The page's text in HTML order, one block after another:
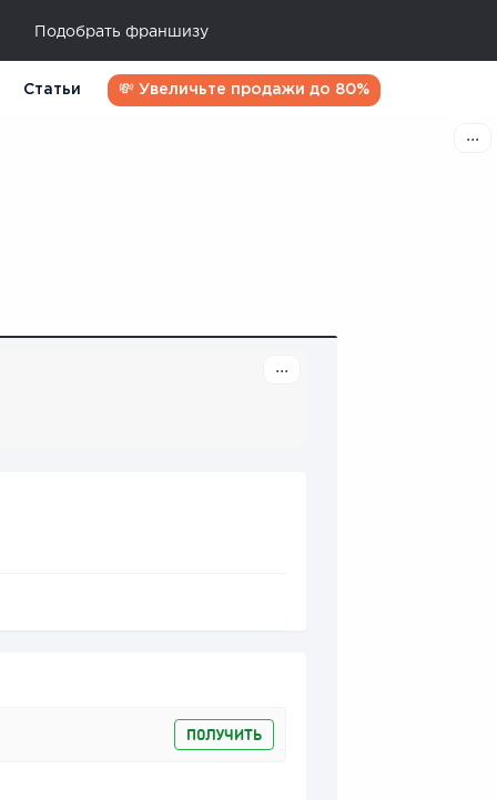
Подобрать франшизу
Статьи 💸 Увеличьте продажи до 80%
ПОЛУЧИТЬ